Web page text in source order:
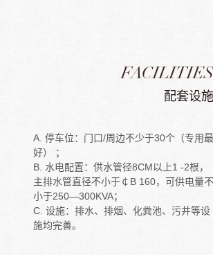
FACILITIES
A. 停车位：门口/周边不少于30个（专用最
好） ；
B. 水电配置：供水管径8CM以上1 -2根，
主排水管直径不小于￠B 160，可供电量不
小于250—300KVA；
C. 设施：排水、排烟、化粪池、污井等设